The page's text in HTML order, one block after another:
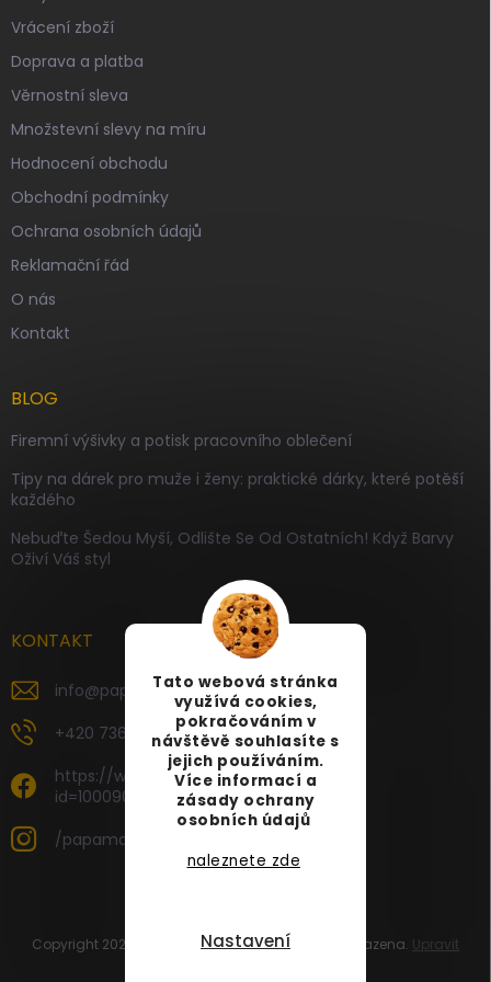
Tato webová stránka
využívá cookies,
pokračováním v
návštěvě souhlasíte s
jejich používáním.
Více informací a
zásady ochrany
osobních údajů
naleznete zde
Nastavení
Vrácení zboží
Doprava a platba
Věrnostní sleva
Množstevní slevy na míru
Hodnocení obchodu
Obchodní podmínky
Ochrana osobních údajů
Reklamační řád
O nás
Kontakt
BLOG
Firemní výšivky a potisk pracovního oblečení
Tipy na dárek pro muže i ženy: praktické dárky, které potěší
každého
Nebuďte Šedou Myší, Odlište Se Od Ostatních! Když Barvy
Oživí Váš styl
KONTAKT
info@papamartin.cz
+420 736 120 126
https://www.facebook.com/profile.php?
id=100090696535887
/papamartin.cz
Copyright 2026 PAPA MARTIN. Všechna práva vyhrazena. Upravit